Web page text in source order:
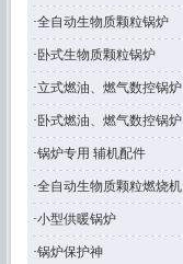
·全自动生物质颗粒锅炉
· 卧式生物质颗粒锅炉
·立式燃油、燃气数控锅炉
· 卧式燃油、燃气数控锅炉
·锅炉专用 辅机配件
·全自动生物质颗粒燃烧机
·小型供暖锅炉
·锅炉保护神